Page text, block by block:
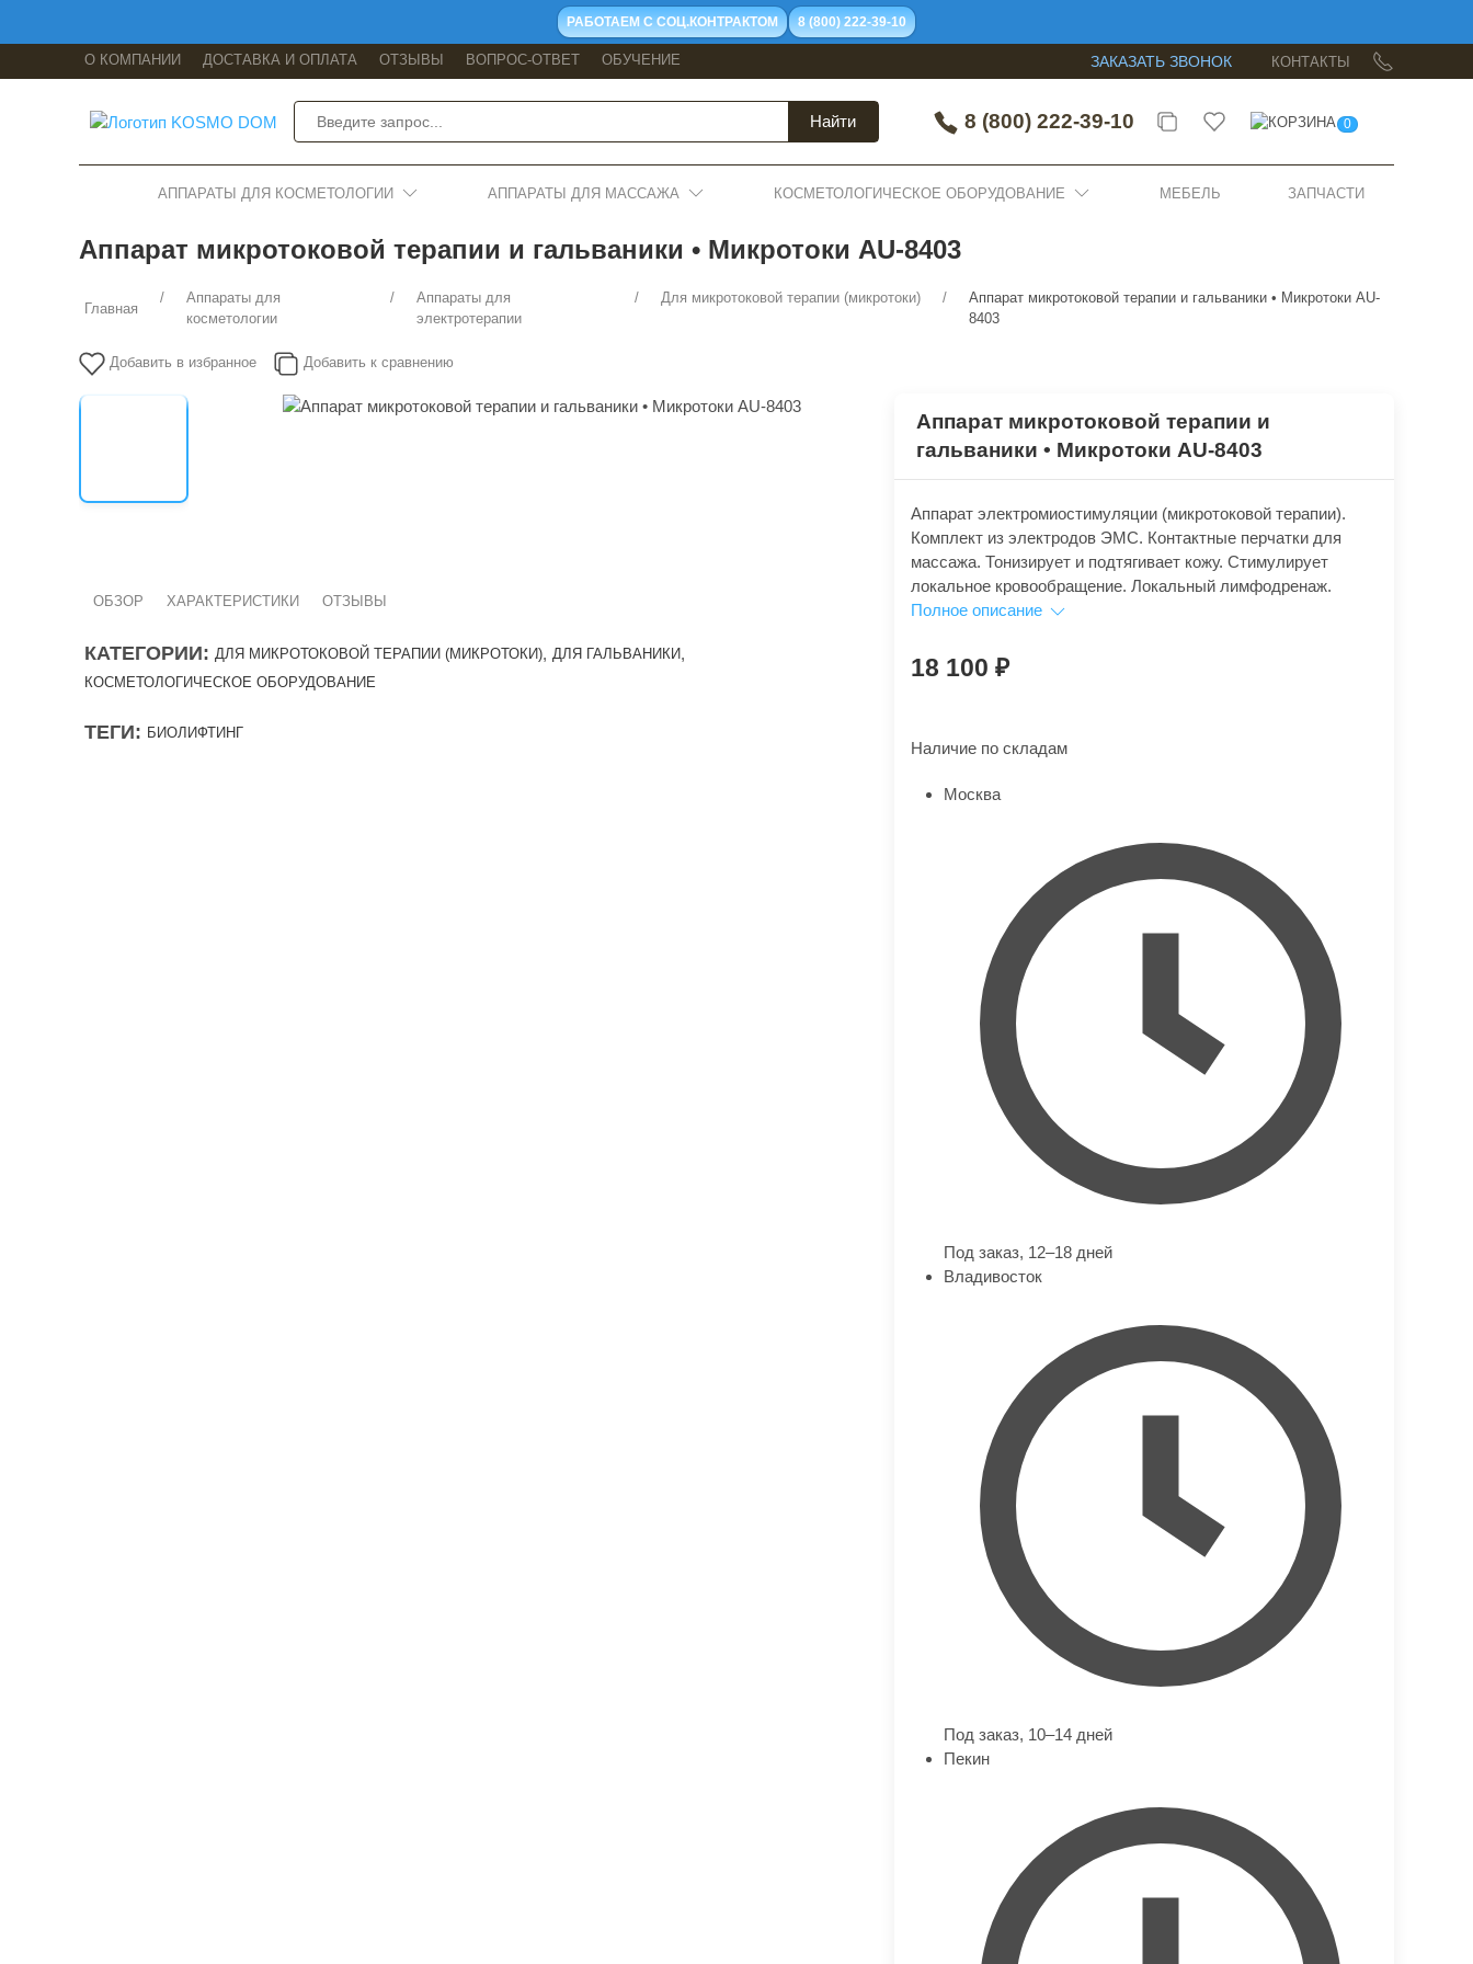
РАБОТАЕМ С СОЦ.КОНТРАКТОМ 8 (800) 222-39-10
О КОМПАНИИ ДОСТАВКА И ОПЛАТА ОТЗЫВЫ ВОПРОС-ОТВЕТ ОБУЧЕНИЕ ЗАКАЗАТЬ ЗВОНОК КОНТАКТЫ
Найти 8 (800) 222-39-10 0
АППАРАТЫ ДЛЯ КОСМЕТОЛОГИИ АППАРАТЫ ДЛЯ МАССАЖА КОСМЕТОЛОГИЧЕСКОЕ ОБОРУДОВАНИЕ МЕБЕЛЬ ЗАПЧАСТИ
Аппарат микротоковой терапии и гальваники • Микротоки AU-8403
Главная
Аппараты для
косметологии
Аппараты для
электротерапии
Для микротоковой терапии (микротоки)
Аппарат микротоковой терапии и гальваники • Микротоки AU-
8403
Добавить в избранное Добавить к сравнению
ОБЗОР ХАРАКТЕРИСТИКИ ОТЗЫВЫ
КАТЕГОРИИ: ДЛЯ МИКРОТОКОВОЙ ТЕРАПИИ (МИКРОТОКИ), ДЛЯ ГАЛЬВАНИКИ,
КОСМЕТОЛОГИЧЕСКОЕ ОБОРУДОВАНИЕ
ТЕГИ: БИОЛИФТИНГ
Аппарат микротоковой терапии и
гальваники • Микротоки AU-8403
Аппарат электромиостимуляции (микротоковой терапии).
Комплект из электродов ЭМС. Контактные перчатки для
массажа. Тонизирует и подтягивает кожу. Стимулирует
локальное кровообращение. Локальный лимфодренаж.
Полное описание
18 100
Наличие по складам
Москва
Под заказ, 12–18 дней
Владивосток
Под заказ, 10–14 дней
Пекин